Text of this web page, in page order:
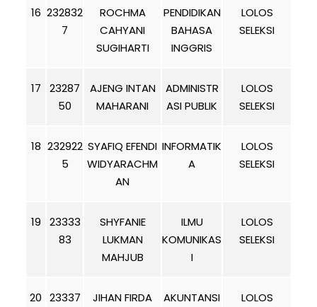
16 232832
7
ROCHMA
CAHYANI
SUGIHARTI
PENDIDIKAN
BAHASA
INGGRIS
LOLOS
SELEKSI
17
23287
50
AJENG INTAN
MAHARANI
ADMINISTR
ASI PUBLIK
LOLOS
SELEKSI
18 232922
5
SYAFIQ EFENDI
WIDYARACHM
AN
INFORMATIK
A
LOLOS
SELEKSI
19
23333
83
SHYFANIE
LUKMAN
MAHJUB
ILMU
KOMUNIKAS
I
LOLOS
SELEKSI
20 23337
JIHAN FIRDA
AKUNTANSI
LOLOS